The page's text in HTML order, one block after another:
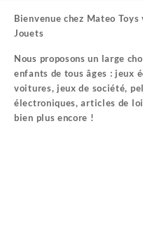
Bienvenue chez Mateo
Jouets
Nous proposons un large
enfants de tous âges : jeux
voitures, jeux de société,
électroniques, articles de
bien plus encore !